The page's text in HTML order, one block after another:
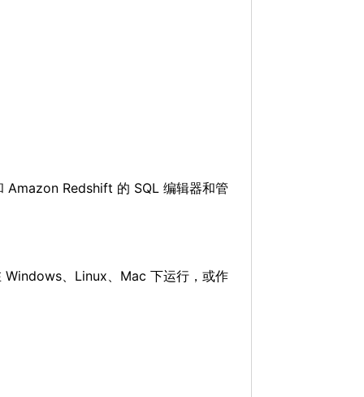
Redshift 的 SQL 编辑器和管
、Linux、Mac 下运行，或作